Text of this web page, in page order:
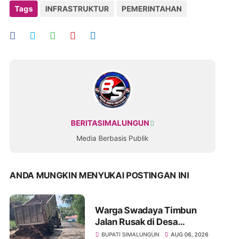
Tags INFRASTRUKTUR PEMERINTAHAN
BERITASIMALUNGUN
Media Berbasis Publik
ANDA MUNGKIN MENYUKAI POSTINGAN INI
Warga Swadaya Timbun
Jalan Rusak di Desa
Sibangun Mariah, Harapkan
BUPATI SIMALUNGUN AUG 06, 2026